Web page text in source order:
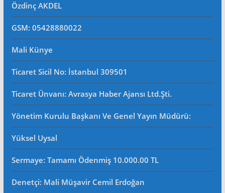
Özdinç AKDEL
GSM: 05428880022
Mali Künye
Ticaret Sicil No: İstanbul 309501
Ticaret Ünvanı: Avrasya Haber Ajansı Ltd.Şti.
Yönetim Kurulu Başkanı Ve Genel Yayın Müdürü:
Yüksel Uysal
Sermaye: Tamamı Ödenmiş 10.000.00 TL
Denetçi: Mali Müşavir Cemil Erdoğan